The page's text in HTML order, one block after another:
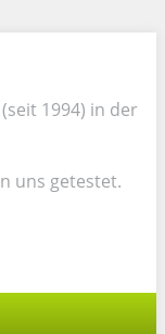
1994) in der
uns getestet.